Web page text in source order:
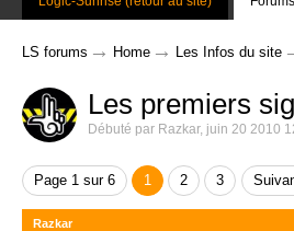
LS forums → Home → Les Infos du site
Les premiers
Débuté par Razkar, juin 20 2010
Page 1 sur 6 1 2 3
Razkar